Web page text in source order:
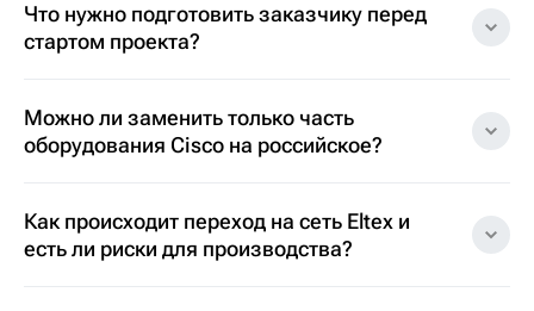
Что нужно подготовить заказчику перед
стартом проекта?
Можно ли заменить только часть
оборудования Cisco на российское?
Как происходит переход на сеть Eltex и
есть ли риски для производства?